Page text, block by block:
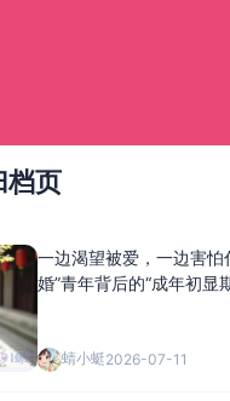
档页
一边渴望被爱，一边害怕
婚”青年背后的“成年初显
蜻小蜓2026-07-11